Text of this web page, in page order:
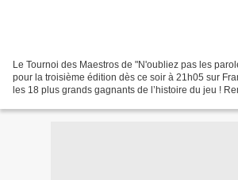
Le Tournoi des Maestros de "N'oubliez pas les
pour la troisième édition dès ce soir à 21h05 sur
les 18 plus grands gagnants de l’histoire du jeu !